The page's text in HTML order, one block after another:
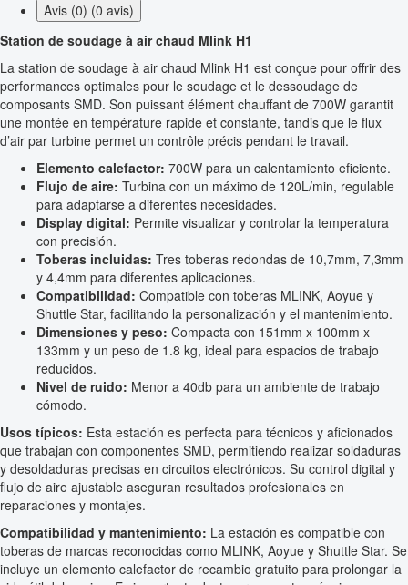
Avis (0) (0 avis)
Station de soudage à air chaud Mlink H1
La station de soudage à air chaud Mlink H1 est conçue pour offrir des
performances optimales pour le soudage et le dessoudage de
composants SMD. Son puissant élément chauffant de 700W garantit
une montée en température rapide et constante, tandis que le flux
d’air par turbine permet un contrôle précis pendant le travail.
Elemento calefactor: 700W para un calentamiento eficiente.
Flujo de aire: Turbina con un máximo de 120L/min, regulable
para adaptarse a diferentes necesidades.
Display digital: Permite visualizar y controlar la temperatura
con precisión.
Toberas incluidas: Tres toberas redondas de 10,7mm, 7,3mm
y 4,4mm para diferentes aplicaciones.
Compatibilidad: Compatible con toberas MLINK, Aoyue y
Shuttle Star, facilitando la personalización y el mantenimiento.
Dimensiones y peso: Compacta con 151mm x 100mm x
133mm y un peso de 1.8 kg, ideal para espacios de trabajo
reducidos.
Nivel de ruido: Menor a 40db para un ambiente de trabajo
cómodo.
Usos típicos: Esta estación es perfecta para técnicos y aficionados
que trabajan con componentes SMD, permitiendo realizar soldaduras
y desoldaduras precisas en circuitos electrónicos. Su control digital y
flujo de aire ajustable aseguran resultados profesionales en
reparaciones y montajes.
Compatibilidad y mantenimiento: La estación es compatible con
toberas de marcas reconocidas como MLINK, Aoyue y Shuttle Star. Se
incluye un elemento calefactor de recambio gratuito para prolongar la